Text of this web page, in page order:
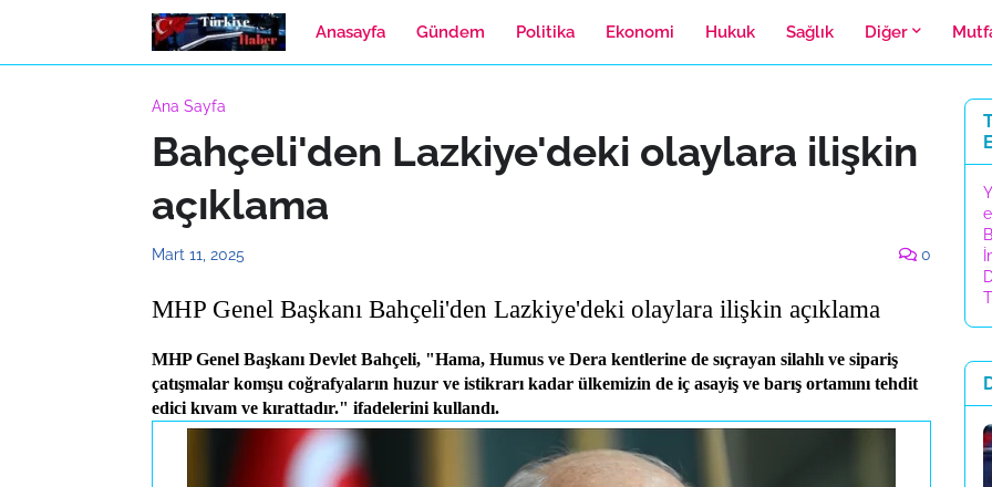
Anasayfa Gündem Politika Ekonomi Hukuk Sağlık Diğer
Ana Sayfa
Bahçeli'den Lazkiye'deki olaylara ilişkin
açıklama
Mart 11, 2025 0
MHP Genel Başkanı Bahçeli'den Lazkiye'deki olaylara ilişkin açıklama
MHP Genel Başkanı Devlet Bahçeli, "Hama, Humus ve Dera kentlerine de sıçrayan silahlı ve sipariş
çatışmalar komşu coğrafyaların huzur ve istikrarı kadar ülkemizin de iç asayiş ve barış ortamını tehdit
edici kıvam ve kırattadır." ifadelerini kullandı.